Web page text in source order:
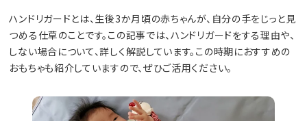
ハンドリガードとは、生後3か月頃の赤ちゃんが、自分の手をじっと見
つめる仕草のことです。この記事では、ハンドリガードをする理由や、
しない場合について、詳しく解説しています。この時期におすすめの
おもちゃも紹介していますので、ぜひご活用ください。